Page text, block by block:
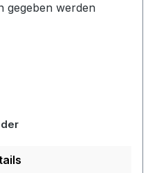
gegeben werden